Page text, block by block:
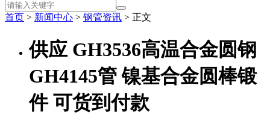
首页 > 新闻中心 > 钢管资讯 > 正文
供应 GH3536高温合金圆钢
GH4145管 镍基合金圆棒锻
件 可货到付款